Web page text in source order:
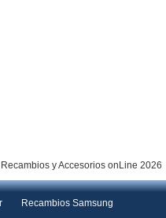
y Accesorios onLine 2026
Recambios Samsung